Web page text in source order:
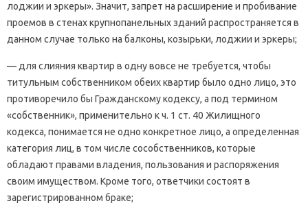
лоджии и эркеры». Значит, запрет на расширение и пробивание
проемов в стенах крупнопанельных зданий распространяется в
данном случае только на балконы, козырьки, лоджии и эркеры;
— для слияния квартир в одну вовсе не требуется, чтобы
титульным собственником обеих квартир было одно лицо, это
противоречило бы Гражданскому кодексу, а под термином
«собственник», применительно к ч. 1 ст. 40 Жилищного
кодекса, понимается не одно конкретное лицо, а определенная
категория лиц, в том числе сособственников, которые
обладают правами владения, пользования и распоряжения
своим имуществом. Кроме того, ответчики состоят в
зарегистрированном браке;